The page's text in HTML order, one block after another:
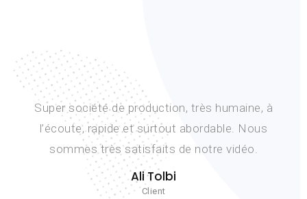
Lancement d’un nouveau projet dans un timing
très serré. Nous avons pu compter sur la
et l’éfficacité de l’équipe et nous sommes très
contents du résultat. Merci Fouad.